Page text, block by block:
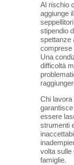
Al rischio
aggiunge
stipendio
spettanze
comprese
Una
difficoltà
Chi
essere
strumenti
volta sulle
famiglie.